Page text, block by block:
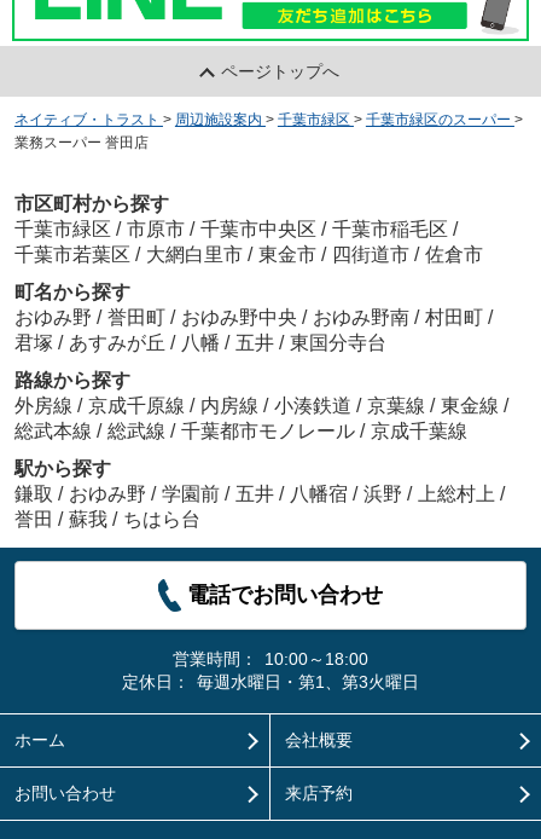
ページトップへ
ネイティブ・トラスト > 周辺施設案内 > 千葉市緑区 > 千葉市緑区のスーパー >
業務スーパー 誉田店
市区町村から探す
千葉市緑区 / 市原市 / 千葉市中央区 / 千葉市稲毛区 /
千葉市若葉区 / 大網白里市 / 東金市 / 四街道市 / 佐倉市
町名から探す
おゆみ野 / 誉田町 / おゆみ野中央 / おゆみ野南 / 村田町 /
君塚 / あすみが丘 / 八幡 / 五井 / 東国分寺台
路線から探す
外房線 / 京成千原線 / 内房線 / 小湊鉄道 / 京葉線 / 東金線 /
総武本線 / 総武線 / 千葉都市モノレール / 京成千葉線
駅から探す
鎌取 / おゆみ野 / 学園前 / 五井 / 八幡宿 / 浜野 / 上総村上 /
誉田 / 蘇我 / ちはら台
電話でお問い合わせ
営業時間：
10:00～18:00
定休日：
毎週水曜日・第1、第3火曜日
ホーム 会社概要
お問い合わせ 来店予約